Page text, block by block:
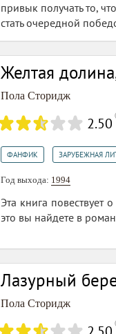
привык получать то,
стать очередной
Желтая
Пола Сторидж
2.50 (
ФАНФИК ЗАРУБЕЖНАЯ
Год выхода: 1994
Эта книга
это вы найдете в
Лазурный
Пола Сторидж
(